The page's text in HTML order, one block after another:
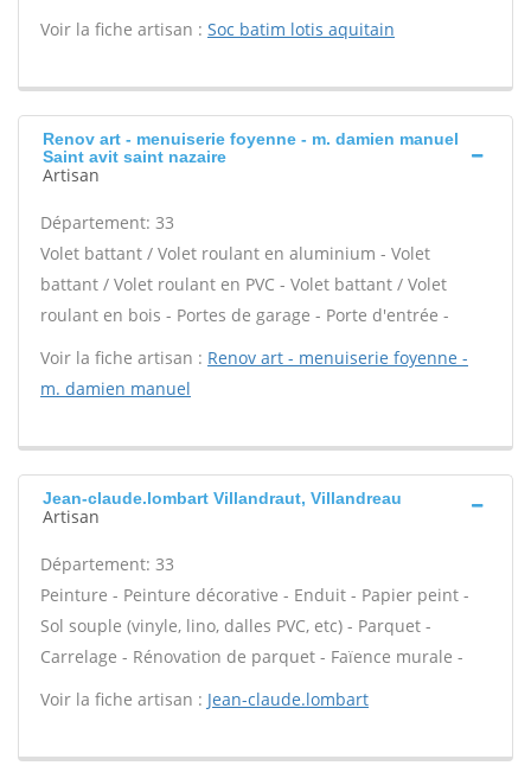
Voir la fiche artisan : Soc batim lotis aquitain
Renov art - menuiserie foyenne - m. damien manuel
Saint avit saint nazaire
Artisan
Département: 33
Volet battant / Volet roulant en aluminium - Volet
battant / Volet roulant en PVC - Volet battant / Volet
roulant en bois - Portes de garage - Porte d'entrée -
Voir la fiche artisan : Renov art - menuiserie foyenne -
m. damien manuel
Jean-claude.lombart Villandraut, Villandreau
Artisan
Département: 33
Peinture - Peinture décorative - Enduit - Papier peint -
Sol souple (vinyle, lino, dalles PVC, etc) - Parquet -
Carrelage - Rénovation de parquet - Faïence murale -
Voir la fiche artisan : Jean-claude.lombart